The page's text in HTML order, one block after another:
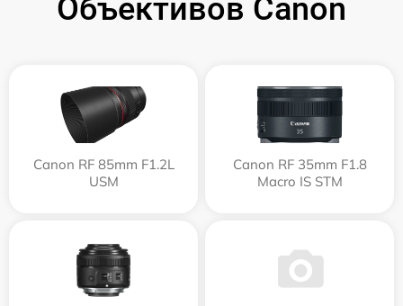
Объективов Canon
Canon RF 85mm F1.2L
USM
Canon RF 35mm F1.8
Macro IS STM